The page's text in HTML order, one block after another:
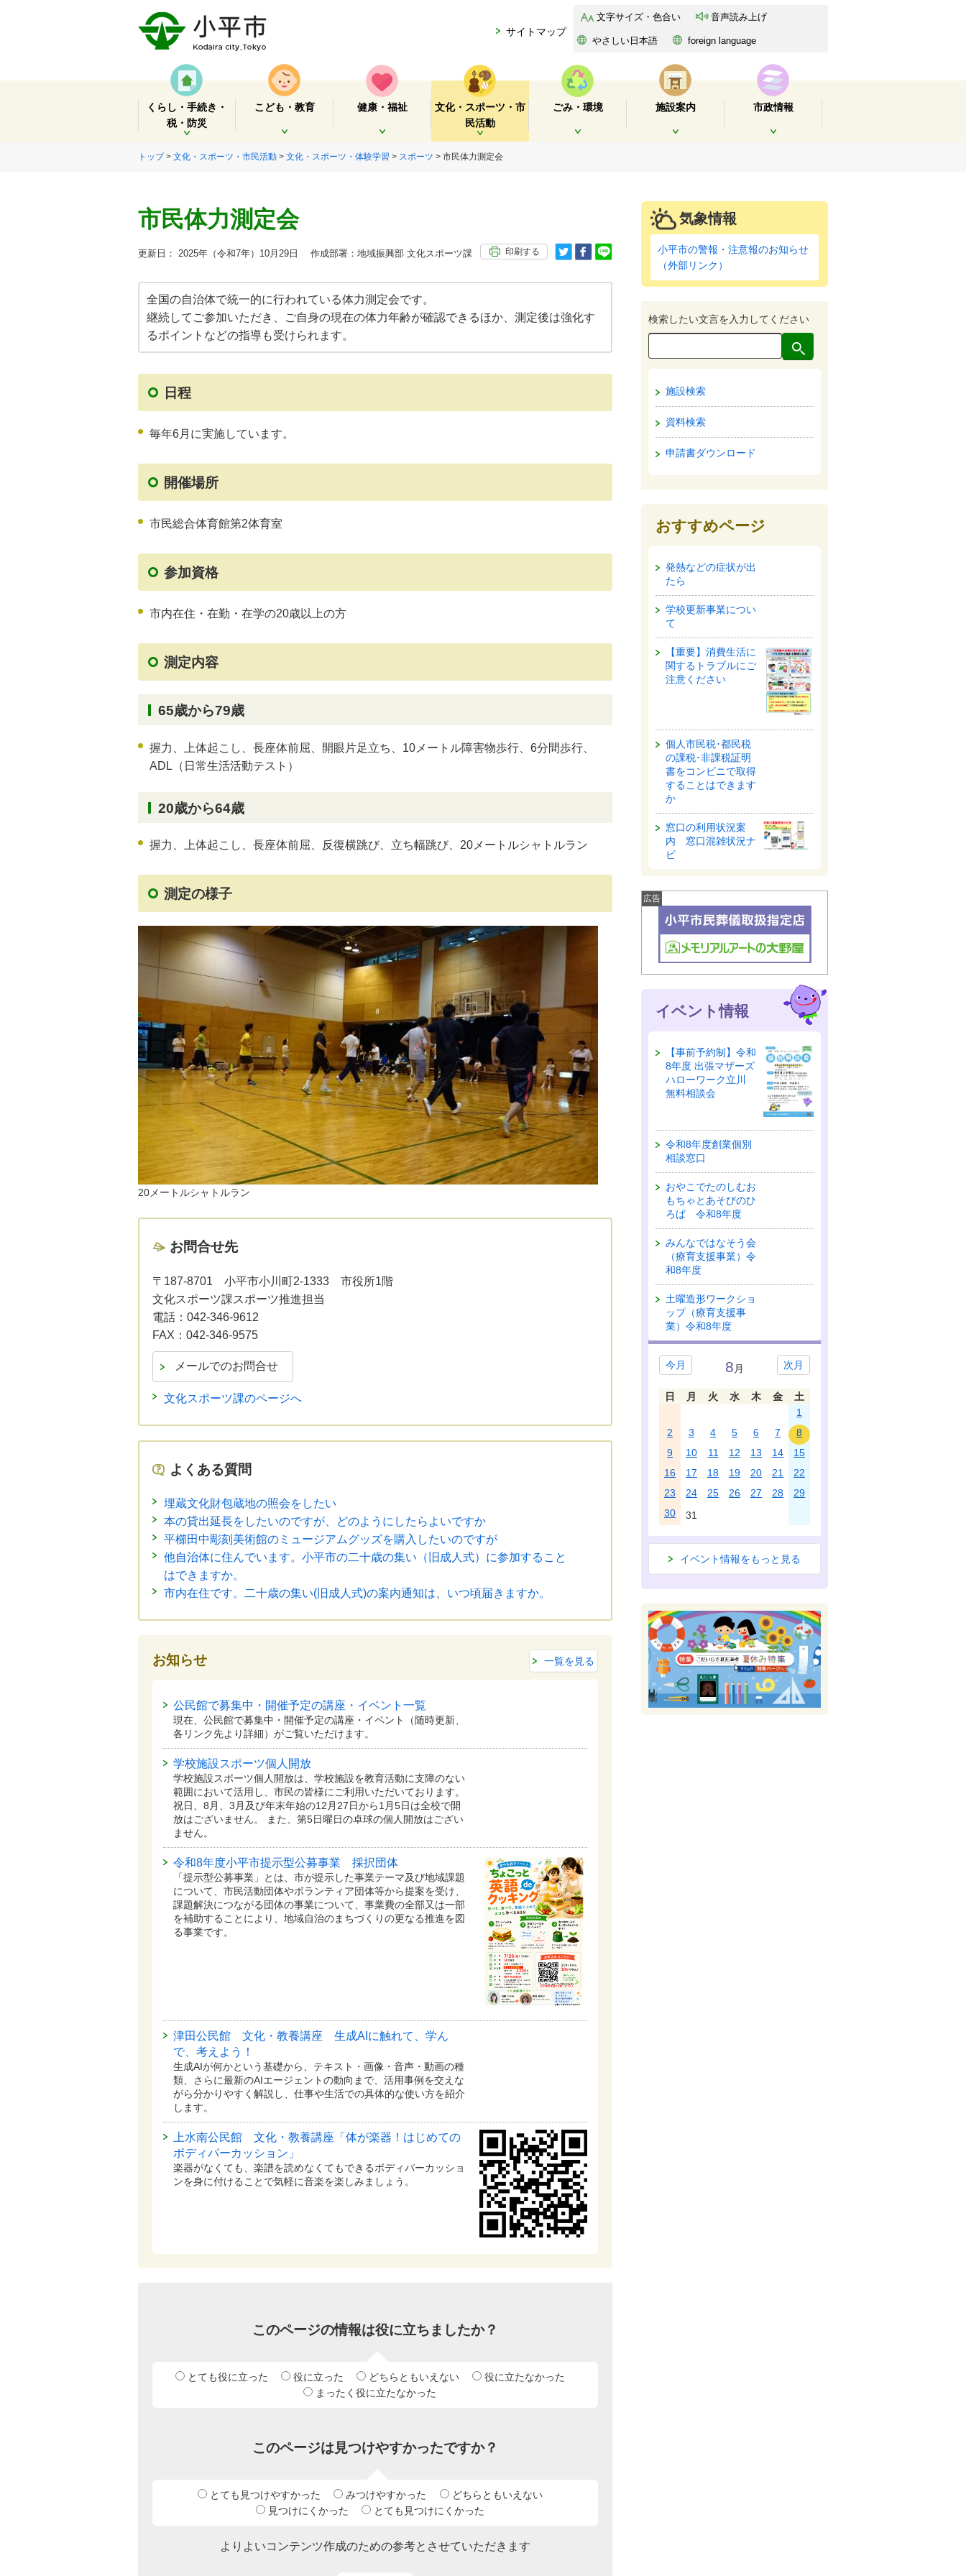
サイトマップ
文字サイズ・色合い 音声読み上げ
やさしい日本語 foreign language
くらし・手続き・
税・防災
開く
こども・教育
開く
健康・福祉
開く
文化・スポーツ・市
民活動
開く
ごみ・環境 施設案内 市政情報
トップ> 文化・スポーツ・市民活動 > 文化・スポーツ・体験学習 > スポーツ > 市民体力測定会
市民体力測定会
更新日： 2025年（令和7年）10月29日 作成部署：地域振興部 文化スポーツ課 印刷する
全国の自治体で統一的に行われている体力測定会です。
継続してご参加いただき、ご自身の現在の体力年齢が確認できるほか、測定後は強化す
るポイントなどの指導も受けられます。
日程
毎年6月に実施しています。
開催場所
市民総合体育館第2体育室
参加資格
市内在住・在勤・在学の20歳以上の方
測定内容
65歳から79歳
握力、上体起こし、長座体前屈、開眼片足立ち、10メートル障害物歩行、6分間歩行、
ADL（日常生活活動テスト）
20歳から64歳
握力、上体起こし、長座体前屈、反復横跳び、立ち幅跳び、20メートルシャトルラン
測定の様子
20メートルシャトルラン
お問合せ先
〒187-8701 小平市小川町2-1333 市役所1階
文化スポーツ課スポーツ推進担当
電話： 042-346-9612
FAX： 042-346-9575
文化スポーツ課のページへ
よくある質問
埋蔵文化財包蔵地の照会をしたい
本の貸出延長をしたいのですが、どのようにしたらよいですか
平櫛田中彫刻美術館のミュージアムグッズを購入したいのですが
他自治体に住んでいます。小平市の二十歳の集い（旧成人式）に参加すること
はできますか。
市内在住です。二十歳の集い(旧成人式)の案内通知は、いつ頃届きますか。
お知らせ 一覧を見る
公民館で募集中・開催予定の講座・イベント一覧
現在、公民館で募集中・開催予定の講座・イベント（随時更新、
各リンク先より詳細）がご覧いただけます。
学校施設スポーツ個人開放
学校施設スポーツ個人開放は、学校施設を教育活動に支障のない
範囲において活用し、市民の皆様にご利用いただいております。
祝日、8月、3月及び年末年始の12月27日から1月5日は全校で開
放はございません。 また、第5日曜日の卓球の個人開放はござい
ません。
令和8年度小平市提示型公募事業 採択団体
「提示型公募事業」とは、市が提示した事業テーマ及び地域課題
について、市民活動団体やボランティア団体等から提案を受け、
課題解決につながる団体の事業について、事業費の全部又は一部
を補助することにより、地域自治のまちづくりの更なる推進を図
る事業です。
津田公民館 文化・教養講座 生成AIに触れて、学ん
で、考えよう！
生成AIが何かという基礎から、テキスト・画像・音声・動画の種
類、さらに最新のAIエージェントの動向まで、活用事例を交えな
がら分かりやすく解説し、仕事や生活での具体的な使い方を紹介
します。
上水南公民館 文化・教養講座「体が楽器！はじめての
ボディパーカッション」
楽器がなくても、楽譜を読めなくてもできるボディパーカッショ
ンを身に付けることで気軽に音楽を楽しみましょう。
このページの情報は役に立ちましたか？
とても役に立った 役に立った どちらともいえない
役に立たなかった
まったく役に立たなかった
このページは見つけやすかったですか？
とても見つけやすかった みつけやすかった
どちらともいえない
見つけにくかった
とても見つけにくかった
よりよいコンテンツ作成のための参考とさせていただきます
気象情報
小平市の警報・注意報のお知らせ
（外部リンク）
検索したい文言を入力してください
施設検索
資料検索
申請書ダウンロード
おすすめページ
発熱などの症状が出
たら
学校更新事業につい
て
【重要】消費生活に
関するトラブルにご
注意ください
個人市民税･都民税
の課税･非課税証明
書をコンビニで取得
することはできます
か
窓口の利用状況案
内 窓口混雑状況ナ
ビ
広告
イベント情報
【事前予約制】令和
8年度 出張マザーズ
ハローワーク立川
無料相談会
令和8年度創業個別
相談窓口
おやこでたのしむお
もちゃとあそびのひ
ろば 令和8年度
みんなではなそう会
（療育支援事業）令
和8年度
土曜造形ワークショ
ップ（療育支援事
業）令和8年度
今月 次月
8 月
日 月 火 水 木 金
土
1
2
3 4 5 6 7
8
9
10 11 12 13 14
15
16
17 18 19 20 21
22
23
24 25 26 27 28
29
30
31
イベント情報をもっと見る